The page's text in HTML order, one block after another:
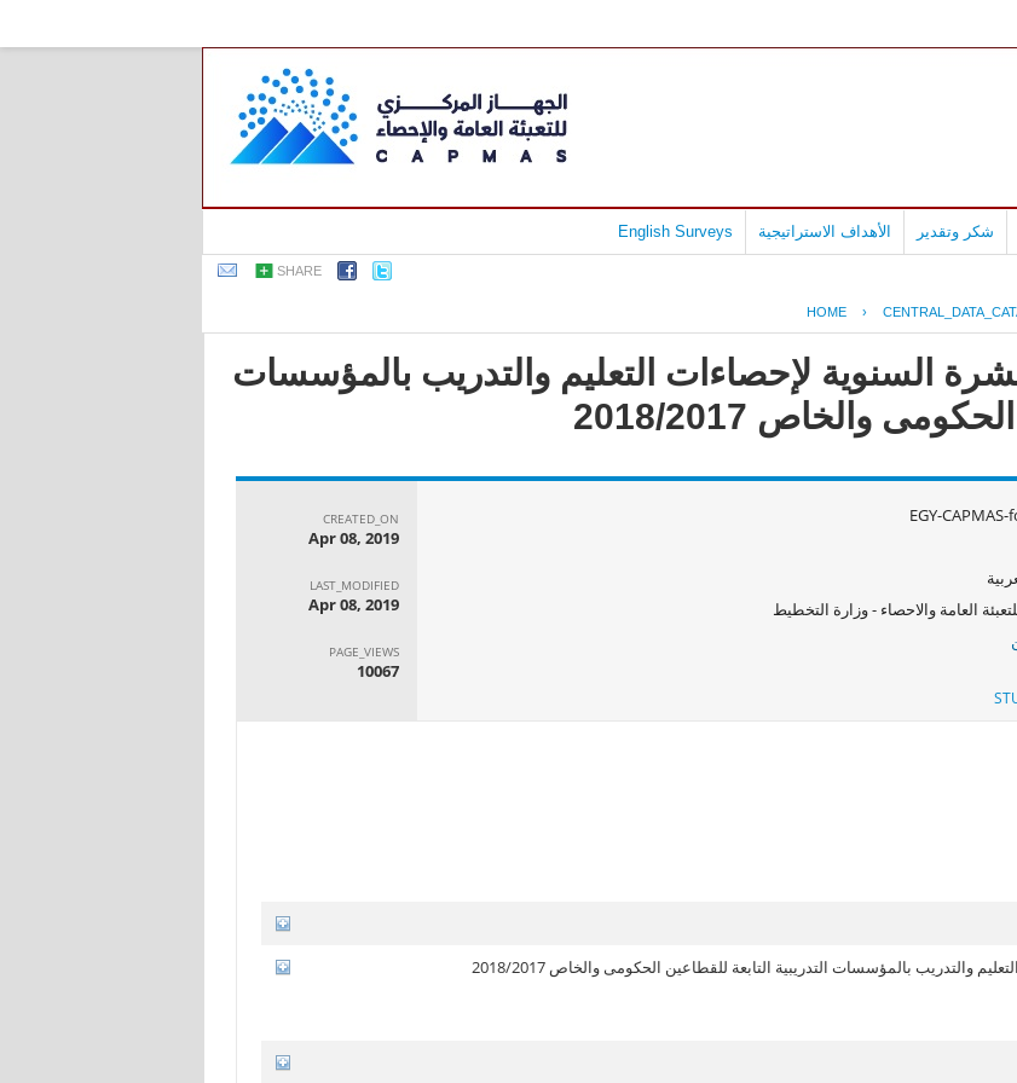
شكر وتقدير الأهداف الاستراتيجية English Surveys
SHARE
HOME ›
السنوية لإحصاءات التعليم والتدريب بالمؤسسات
والخاص 2018/2017
EGY-
العامة والاحصاء - وزارة التخطيط
CREATED_ON
Apr 08, 2019
LAST_MODIFIED
Apr 08, 2019
PAGE_VIEWS
10067
والتدريب بالمؤسسات التدريبية التابعة للقطاعين الحكومى والخاص 2018/2017